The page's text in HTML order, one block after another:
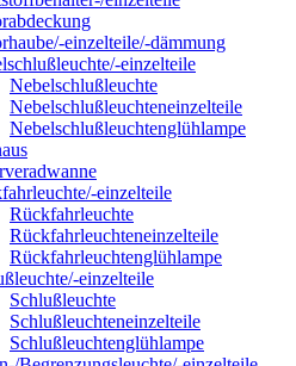
einzelteile/-dämmung
einzelteile
Nebelschlußleuchte
Nebelschlußleuchteneinzelteile
Nebelschlußleuchtenglühlampe
einzelteile
Rückfahrleuchte
Rückfahrleuchteneinzelteile
Rückfahrleuchtenglühlampe
einzelteile
Schlußleuchte
Schlußleuchteneinzelteile
Schlußleuchtenglühlampe